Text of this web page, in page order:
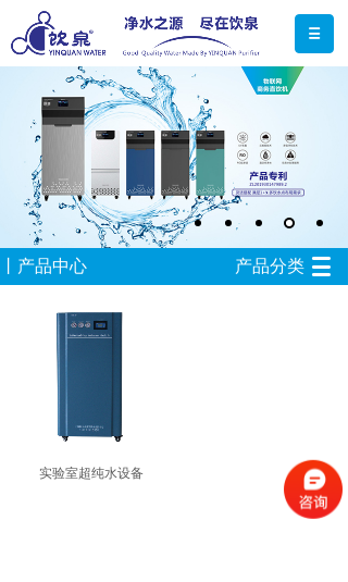
产品分类
丨产品中心
实验室超纯水设备